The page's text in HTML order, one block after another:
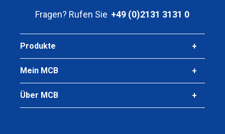
Blank Rund S235JRC+C(SH) 10 HL 6 mtr Passung h9
Stück pro KG
Bruttopreis
Wählen Sie
Artikelnummer
3700-0010-12
Beschreibung
Fragen? Rufen Sie +49 (0)2131 3131 0
Produkte
Mein MCB
Über MCB